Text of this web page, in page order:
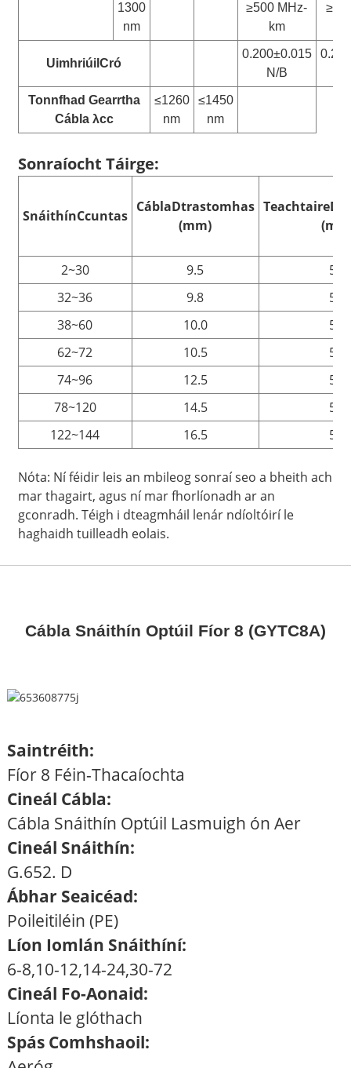
1300
nm
≥500 MHz-
km
UimhriúilCró
0.200±0.015
N/B
Tonnfhad Gearrtha
Cábla λcc
≤1260
nm
≤1450
nm
Sonraíocht Táirge:
SnáithínCcuntas
CáblaDtrastomhas
(mm)
TeachtaireD
2~30 9.5
5.0
32~36
9.8
5.0
38~60
10.0
5.0
62~72
10.5
5.0
74~96
12.5
5.0
78~120
14.5
5.0
122~144
16.5 5.0
Nóta: Ní féidir leis an mbileog sonraí seo a bheith ach
mar thagairt, agus ní mar fhorlíonadh ar an
gconradh. Téigh i dteagmháil lenár ndíoltóirí le
haghaidh tuilleadh eolais.
Cábla Snáithín Optúil Fíor 8 (GYTC8A)
Saintréith:
Fíor 8 Féin-Thacaíochta
Cineál Cábla:
Cábla Snáithín Optúil Lasmuigh ón Aer
Cineál Snáithín:
G.652. D
Ábhar Seaicéad:
Poileitiléin (PE)
Líon Iomlán Snáithíní:
6-8,10-12,14-24,30-72
Cineál Fo-Aonaid:
Líonta le glóthach
Spás Comhshaoil: